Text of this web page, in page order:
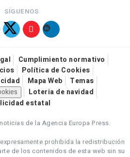
SÍGUENOS
Cumplimiento normativo
Política de Cookies
Mapa Web
Temas
Loteria de navidad
estatal
de la Agencia Europa Press.
prohibida la redistribución
de los contenidos de esta web sin su